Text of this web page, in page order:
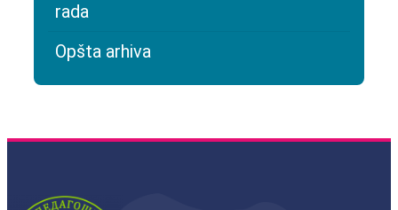
rada
Opšta arhiva